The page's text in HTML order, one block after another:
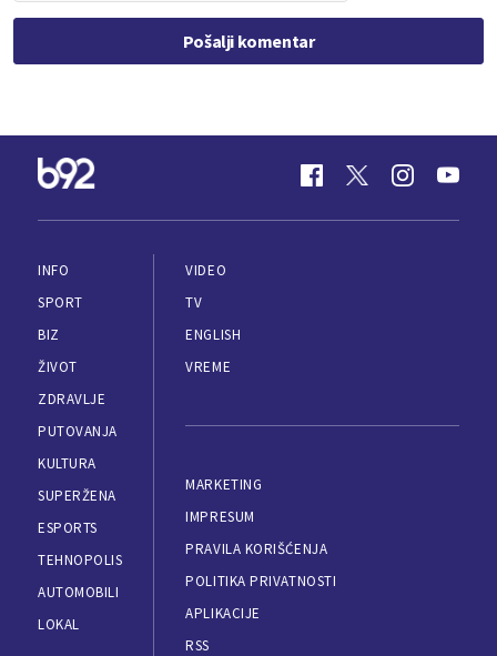
Pošalji komentar
INFO
SPORT
BIZ
ŽIVOT
ZDRAVLJE
PUTOVANJA
KULTURA
SUPERŽENA
ESPORTS
TEHNOPOLIS
AUTOMOBILI
LOKAL
VIDEO
TV
ENGLISH
VREME
MARKETING
IMPRESUM
PRAVILA KORIŠĆENJA
POLITIKA PRIVATNOSTI
APLIKACIJE
RSS